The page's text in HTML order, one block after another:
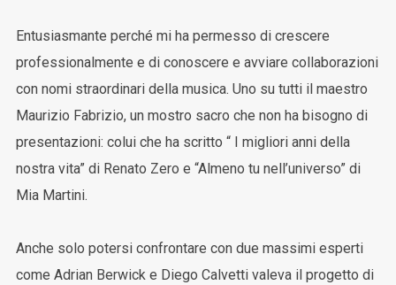
Entusiasmante perché mi ha permesso di crescere
professionalmente e di conoscere e avviare collaborazioni
con nomi straordinari della musica. Uno su tutti il maestro
Maurizio Fabrizio, un mostro sacro che non ha bisogno di
presentazioni: colui che ha scritto “ I migliori anni della
nostra vita” di Renato Zero e “Almeno tu nell’universo” di
Mia Martini.
Anche solo potersi confrontare con due massimi esperti
come Adrian Berwick e Diego Calvetti valeva il progetto di